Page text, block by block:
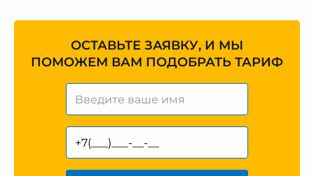
ОСТАВЬТЕ ЗАЯВКУ, И МЫ
ПОМОЖЕМ ВАМ ПОДОБРАТЬ ТАРИФ